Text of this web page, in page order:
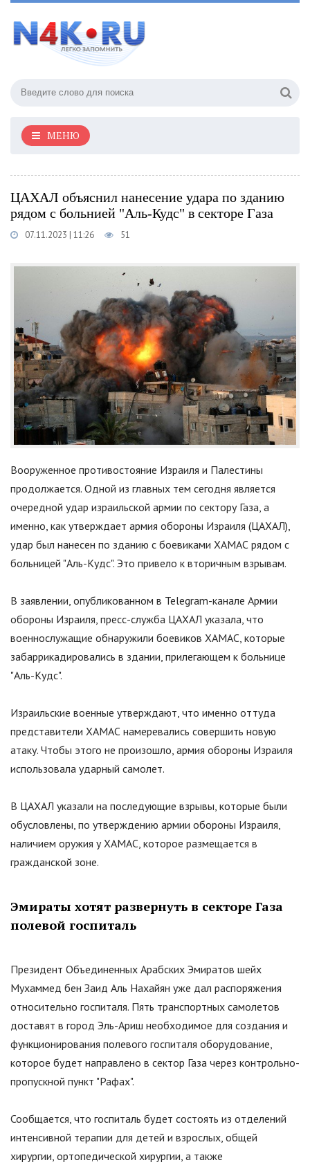
МЕНЮ
ЦАХАЛ объяснил нанесение удара по зданию
рядом с больнией "Аль-Кудс" в секторе Газа
07.11.2023 | 11:26 51
Вооруженное противостояние Израиля и Палестины
продолжается. Одной из главных тем сегодня является
очередной удар израильской армии по сектору Газа, а
именно, как утверждает армия обороны Израиля (ЦАХАЛ),
удар был нанесен по зданию с боевиками ХАМАС рядом с
больницей "Аль-Кудс". Это привело к вторичным взрывам.
В заявлении, опубликованном в Telegram-канале Армии
обороны Израиля, пресс-служба ЦАХАЛ указала, что
военнослужащие обнаружили боевиков ХАМАС, которые
забаррикадировались в здании, прилегающем к больнице
"Аль-Кудс".
Израильские военные утверждают, что именно оттуда
представители ХАМАС намеревались совершить новую
атаку. Чтобы этого не произошло, армия обороны Израиля
использовала ударный самолет.
В ЦАХАЛ указали на последующие взрывы, которые были
обусловлены, по утверждению армии обороны Израиля,
наличием оружия у ХАМАС, которое размещается в
гражданской зоне.
Эмираты хотят развернуть в секторе Газа
полевой госпиталь
Президент Объединенных Арабских Эмиратов шейх
Мухаммед бен Заид Аль Нахайян уже дал распоряжения
относительно госпиталя. Пять транспортных самолетов
доставят в город Эль-Ариш необходимое для создания и
функционирования полевого госпиталя оборудование,
которое будет направлено в сектор Газа через контрольно-
пропускной пункт "Рафах".
Сообщается, что госпиталь будет состоять из отделений
интенсивной терапии для детей и взрослых, общей
хирургии, ортопедической хирургии, а также